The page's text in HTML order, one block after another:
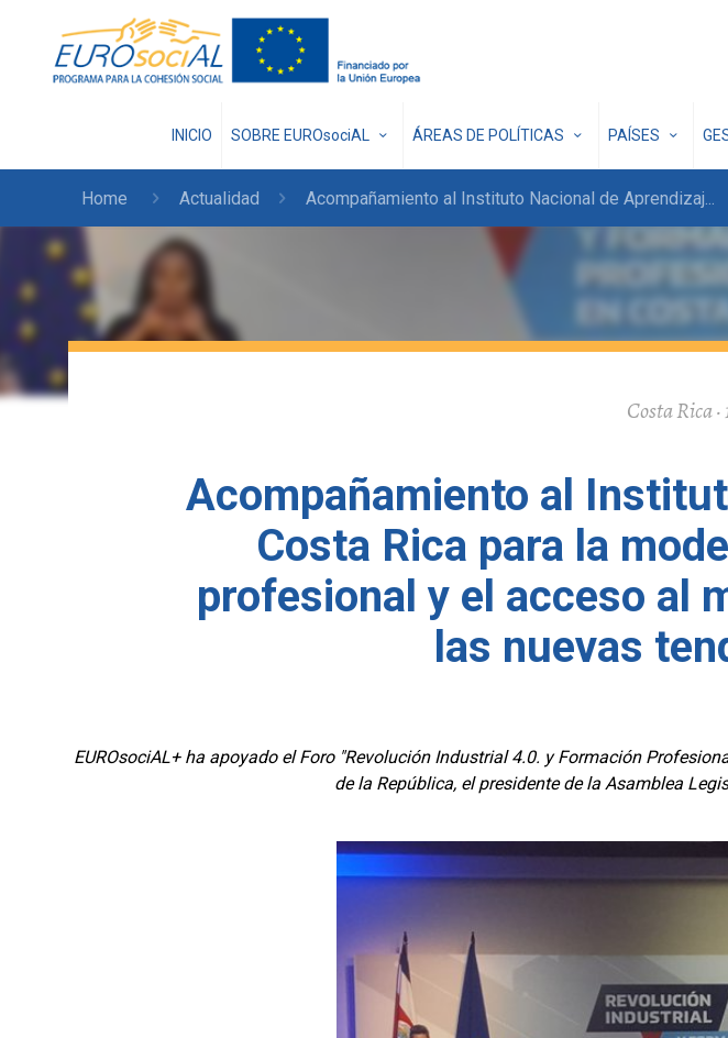
INICIO SOBRE EUROsociAL ÁREAS DE POLÍTICAS PAÍSES
Home Actualidad Acompañamiento al Instituto Nacional de Aprendizaj...
Costa Rica
Acompañamiento al
Costa Rica para la
profesional y el acceso al
las nuevas
EUROsociAL+ ha apoyado el Foro "Revolución Industrial 4.0. y Formación
de la República, el presidente de la Asamblea